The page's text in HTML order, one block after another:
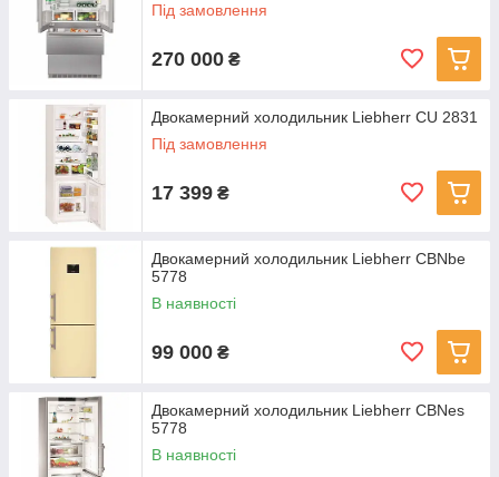
Під замовлення
270 000 ₴
Двокамерний холодильник Liebherr CU 2831
Під замовлення
17 399 ₴
Двокамерний холодильник Liebherr CBNbe
5778
В наявності
99 000 ₴
Двокамерний холодильник Liebherr CBNes
5778
В наявності